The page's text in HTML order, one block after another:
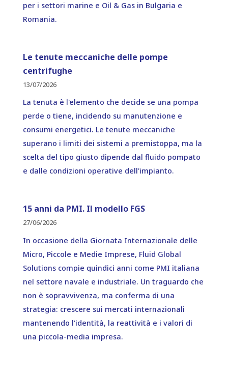
per i settori marine e Oil & Gas in Bulgaria e
Romania.
Le tenute meccaniche delle pompe
centrifughe
13/07/2026
La tenuta è l'elemento che decide se una pompa
perde o tiene, incidendo su manutenzione e
consumi energetici. Le tenute meccaniche
superano i limiti dei sistemi a premistoppa, ma la
scelta del tipo giusto dipende dal fluido pompato
e dalle condizioni operative dell'impianto.
15 anni da PMI. Il modello FGS
27/06/2026
In occasione della Giornata Internazionale delle
Micro, Piccole e Medie Imprese, Fluid Global
Solutions compie quindici anni come PMI italiana
nel settore navale e industriale. Un traguardo che
non è sopravvivenza, ma conferma di una
strategia: crescere sui mercati internazionali
mantenendo l'identità, la reattività e i valori di
una piccola-media impresa.